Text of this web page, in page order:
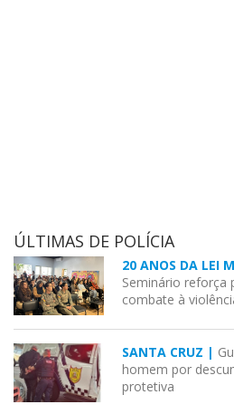
ÚLTIMAS DE POLÍCIA
20 ANOS DA LEI
Seminário reforça
combate à
SANTA CRUZ |
homem por
protetiva